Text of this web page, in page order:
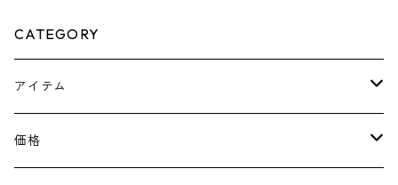
CATEGORY
アイテム
ピアス
価格